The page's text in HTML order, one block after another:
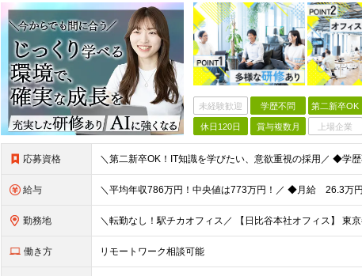
未経験歓迎 学歴不問 第二新卒OK
休日120日 賞与複数月 上場企業
応募資格
給与
勤務地
働き方 リモートワーク相談可能